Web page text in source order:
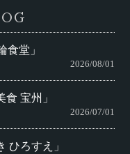
食堂」
2026/08/01
宝州」
2026/07/01
ひろすえ」